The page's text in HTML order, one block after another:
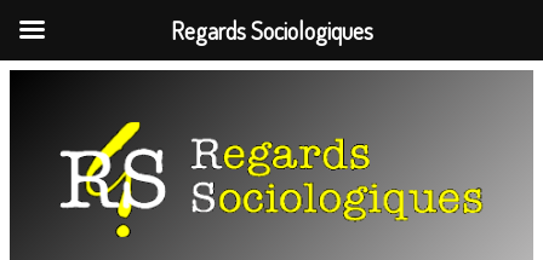
Regards Sociologiques